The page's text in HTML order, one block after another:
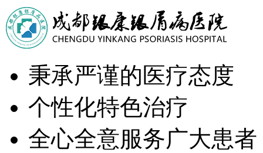
秉承严谨的医疗态度
个性化特色治疗
全心全意服务广大患者